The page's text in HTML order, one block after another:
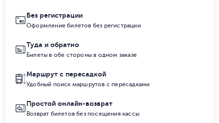
Без регистрации
Оформление билетов без регистрации
Туда и обратно
Билеты в обе стороны в одном заказе
Маршрут с пересадкой
Удобный поиск маршрутов с пересадками
Простой онлайн-возврат
Возврат билетов без посещения кассы